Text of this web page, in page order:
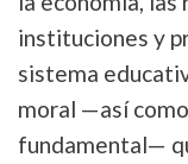
instituciones y
sistema
moral —así
fundamental—